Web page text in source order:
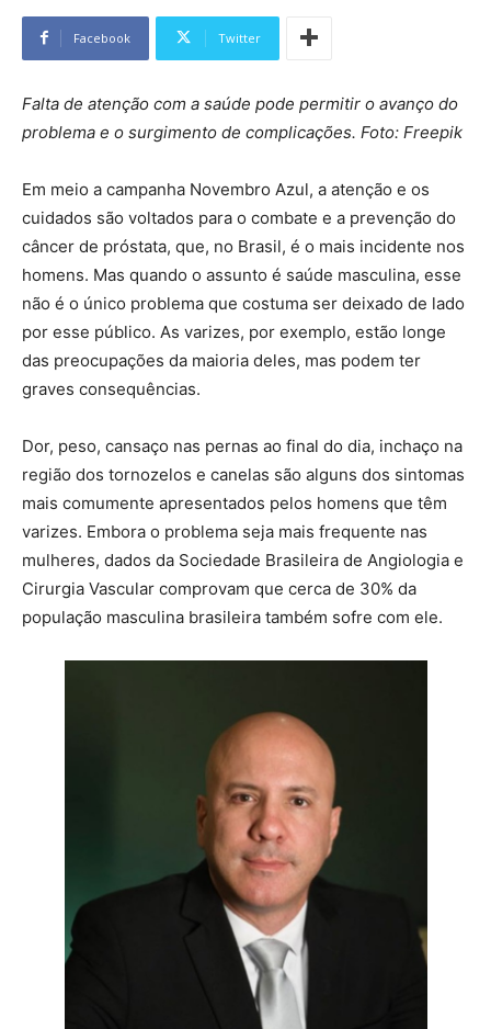
Facebook Twitter
Falta de atenção com a saúde pode permitir o avanço do
problema e o surgimento de complicações. Foto: Freepik
Em meio a campanha Novembro Azul, a atenção e os
cuidados são voltados para o combate e a prevenção do
câncer de próstata, que, no Brasil, é o mais incidente nos
homens. Mas quando o assunto é saúde masculina, esse
não é o único problema que costuma ser deixado de lado
por esse público. As varizes, por exemplo, estão longe
das preocupações da maioria deles, mas podem ter
graves consequências.
Dor, peso, cansaço nas pernas ao final do dia, inchaço na
região dos tornozelos e canelas são alguns dos sintomas
mais comumente apresentados pelos homens que têm
varizes. Embora o problema seja mais frequente nas
mulheres, dados da Sociedade Brasileira de Angiologia e
Cirurgia Vascular comprovam que cerca de 30% da
população masculina brasileira também sofre com ele.